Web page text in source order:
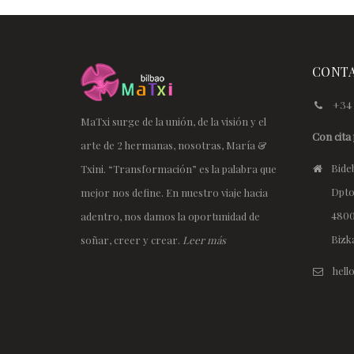
MaTxi surge de la unión, de la visión y el
arte de 2 hermanas, nosotras, María &
Txini. “Transformación” es la palabra que
mejor nos define. En nuestro viaje hacia
adentro, nos damos la oportunidad de
soñar, creer y crear. Leer más
+34
Con cita